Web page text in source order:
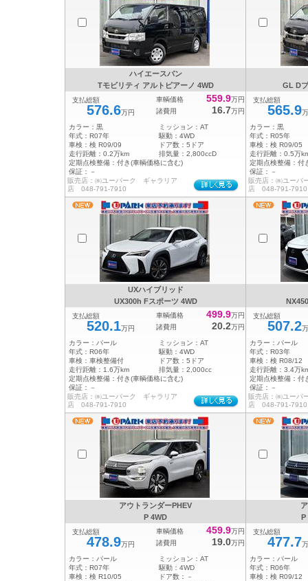
ハイエースバン
Tモビリティ アルトピアーノ 4WD
支払総額
576.6万円
車輌価格 559.9万円
諸費用
16.7万円
カラー： 黒 ミッション： AT
年式： R07年 駆動： 4WD
車検： 検 R09/09 ドア数： 5ドア
走行距離： 0.2万km 排気量： 2,800ccD
定期点検整備： 付き(車輌価格に含む)
保証：
－
販売店：㈱ユーパーク ギャラリア
店 048-791-7910
GL D
支払総額
565.9
カラー： 黒
年式： R05年
車検： 検 R09/05
走行距離： 0.5万
定期点検整備： 付
保証：
－
販売店：㈱ユー
店 048-791-7910
UXハイブリッド
UX300h Fスポーツ 4WD
支払総額
520.1万円
車輌価格 499.9万円
諸費用
20.2万円
カラー： パール ミッション： AT
年式： R06年 駆動： 4WD
車検： 車検整備付 ドア数： 5ドア
走行距離： 1.6万km 排気量： 2,000cc
定期点検整備： 付き(車輌価格に含む)
保証：
－
販売店：㈱ユーパーク ギャラリア
店 048-791-7910
支払総額
507.2
カラー： パール
年式： R03年
車検： 検 R08/12
走行距離： 3.4万
定期点検整備： 付
保証：
－
販売店：㈱ユー
店 048-791-7910
アウトランダーPHEV
P 4WD
支払総額
478.9万円
車輌価格 459.9万円
諸費用
19.0万円
カラー： パール ミッション： AT
年式： R07年 駆動： 4WD
車検： 検 R10/05 ドア数：
－
P
支払総額
477.7
カラー： パール
年式： R06年
車検： 検 R09/12